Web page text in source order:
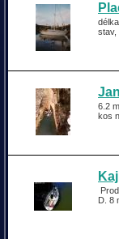
stav,
6.2
kos
D. 8